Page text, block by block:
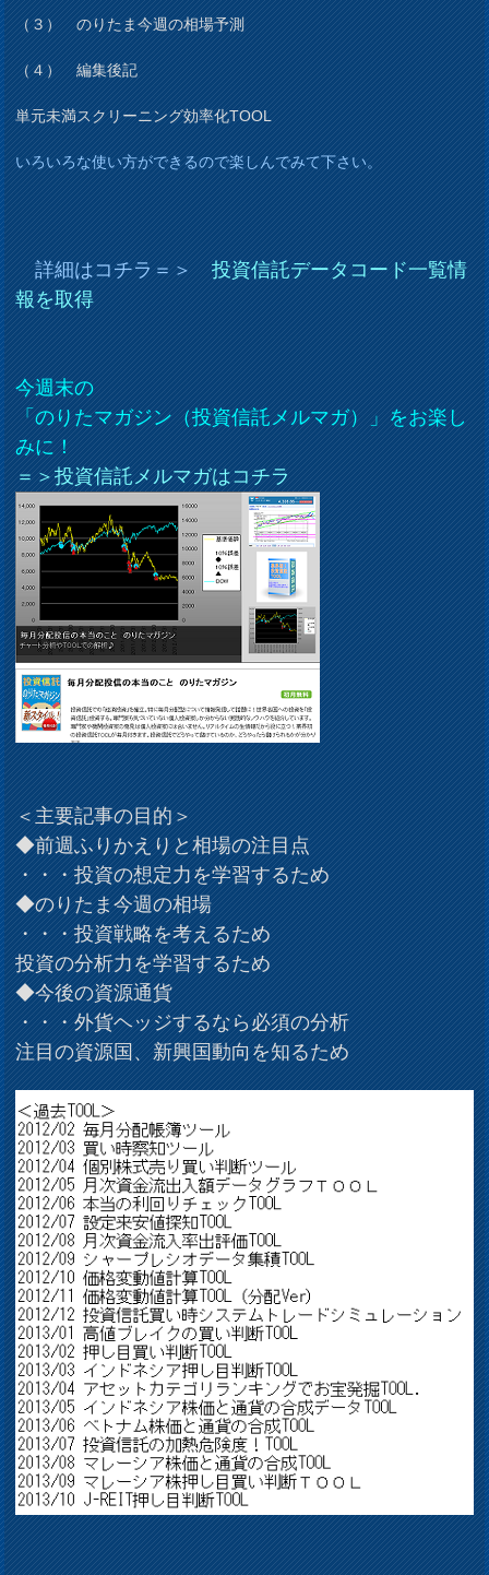
（３） のりたま今週の相場予測
（４） 編集後記
単元未満スクリーニング効率化TOOL
いろいろな使い方ができるので楽しんでみて下さい。
詳細はコチラ＝＞投資信託データコード一覧情
報を取得
今週末の
「のりたマガジン（投資信託メルマガ）」をお楽し
みに！
＝＞投資信託メルマガはコチラ
＜主要記事の目的＞
◆前週ふりかえりと相場の注目点
・・・投資の想定力を学習するため
◆のりたま今週の相場
・・・投資戦略を考えるため
投資の分析力を学習するため
◆今後の資源通貨
・・・外貨ヘッジするなら必須の分析
注目の資源国、新興国動向を知るため